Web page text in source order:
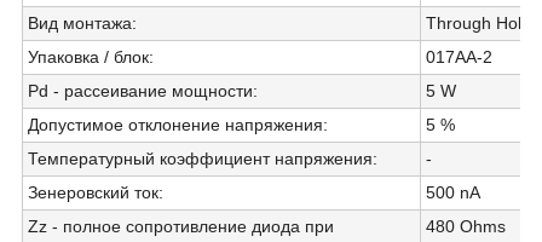
Вид монтажа:
Through Hole
Упаковка / блок:
017AA-2
Pd - рассеивание мощности:
5 W
Допустимое отклонение напряжения:
5 %
Температурный коэффициент напряжения:
-
Зенеровский ток:
500 nA
Zz - полное сопротивление диода при
480 Ohms